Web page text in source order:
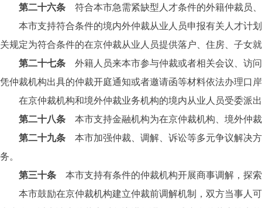
第二十六条 符合本市急需紧缺型人才条件的外籍仲裁员
本市支持符合条件的境内外仲裁从业人员申报有关人才计划
关规定为符合条件的在京仲裁从业人员提供落户、住房、子女
第二十七条 外籍人员来本市参与仲裁或者相关会议、访
凭仲裁机构出具的仲裁开庭通知或者邀请函等材料依法办理口
在京仲裁机构和境外仲裁业务机构的境内从业人员受委派出
第二十八条 本市支持金融机构为在京仲裁机构、境外仲
第二十九条 本市加强仲裁、调解、诉讼等多元争议解决
务。
第三十条 本市支持有条件的仲裁机构开展商事调解，探
本市鼓励在京仲裁机构建立仲裁前调解机制，双方当事人可